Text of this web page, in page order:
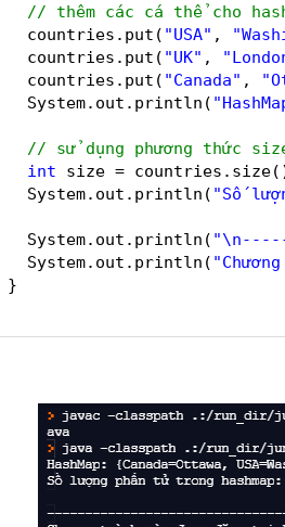
// thêm các cá thể cho
countries.put( "USA" ,
countries.put( "UK" ,
countries.put( "Canada" ,
System.out.println(
// sử dụng phương thức
int
size =
System.out.println( "Số
System.out.println(
System.out.println(
}